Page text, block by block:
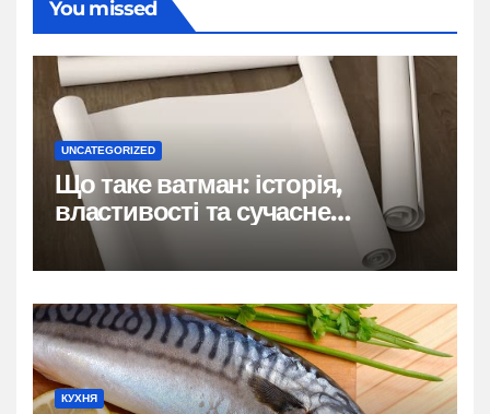
You missed
UNCATEGORIZED
Що таке ватман: історія,
властивості та сучасне
застосування
КУХНЯ